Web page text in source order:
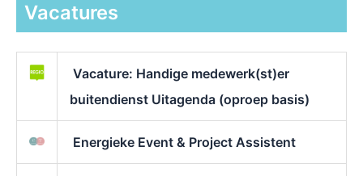
Vacatures
Vacature: Handige medewerk(st)er
buitendienst Uitagenda (oproep basis)
Energieke Event & Project Assistent